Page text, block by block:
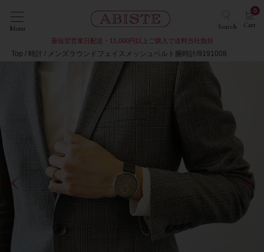
Menu Search Cart
0
最短翌営業日配送・11,000円以上ご購入で送料当社負担
Top 時計 メンズラウンドフェイスメッシュベルト腕時計/9191008